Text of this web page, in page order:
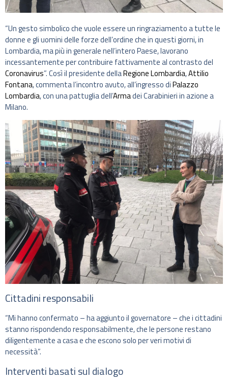
“Un gesto simbolico che vuole essere un ringraziamento a tutte le
donne e gli uomini delle forze dell’ordine che in questi giorni, in
Lombardia, ma più in generale nell’intero Paese, lavorano
incessantemente per contribuire fattivamente al contrasto del
Coronavirus”. Così il presidente dellaRegione Lombardia,Attilio
Fontana, commenta l’incontro avuto, all’ingresso diPalazzo
Lombardia, con una pattuglia dell’Armadei Carabinieri in azione a
Milano.
Cittadini responsabili
“Mi hanno confermato – ha aggiunto il governatore – che i cittadini
stanno rispondendo responsabilmente, che le persone restano
diligentemente a casa e che escono solo per veri motivi di
necessità”.
Interventi basati sul dialogo